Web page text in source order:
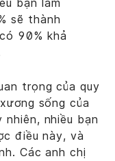
bạn làm
sẽ thành
90% khả
trọng của quy
sống của
nhiều bạn
điều này, và
Các anh chị